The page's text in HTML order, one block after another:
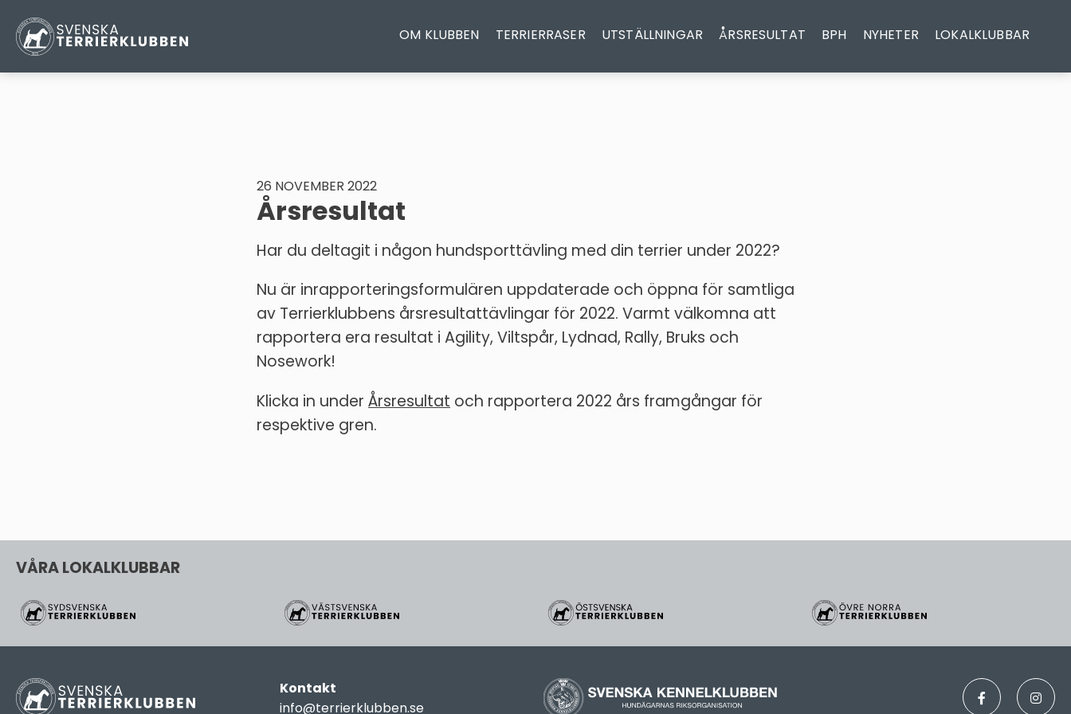
OM KLUBBEN TERRIERRASER UTSTÄLLNINGAR ÅRSRESULTAT BPH NYHETER LOKALKLUBBAR
26 NOVEMBER 2022
Årsresultat
Har du deltagit i någon hundsporttävling med din terrier under 2022?
Nu är inrapporteringsformulären uppdaterade och öppna för samtliga
av Terrierklubbens årsresultattävlingar för 2022. Varmt välkomna att
rapportera era resultat i Agility, Viltspår, Lydnad, Rally, Bruks och
Nosework!
Klicka in under Årsresultat och rapportera 2022 års framgångar för
respektive gren.
VÅRA LOKALKLUBBAR
Kontakt
info@terrierklubben.se